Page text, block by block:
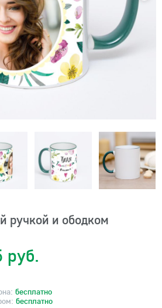
ручкой и ободком
руб.
бесплатно
бесплатно